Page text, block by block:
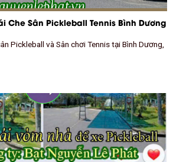
Che Sân Pickleball Tennis Bình Dương
Pickleball và Sân chơi Tennis tại Bình Dương,